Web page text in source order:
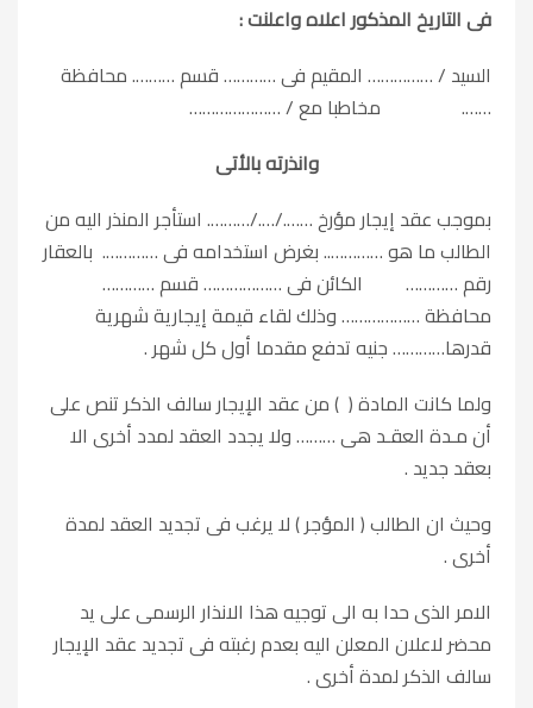
فى التاريخ المذكور اعلاه واعلنت :
السيد / …………… المقيم فى ………… قسم ………. محافظة
……. مخاطبا مع / …………………
وانذرته بالأتى
بموجب عقد إيجار مؤرخ ……./…./………. استأجر المنذر اليه من
الطالب ما هو ………….. بغرض استخدامه فى …………. بالعقار
رقم ………… الكائن فى ……………… قسم …………
محافظة ……………… وذلك لقاء قيمة إيجارية شهرية
قدرها………… جنيه تدفع مقدما أول كل شهر .
ولما كانت المادة ( ) من عقد الإيجار سالف الذكر تنص على
أن مـدة العقـد هى ……… ولا يجدد العقد لمدد أخرى الا
بعقد جديد .
وحيث ان الطالب ( المؤجر ) لا يرغب فى تجديد العقد لمدة
أخرى .
الامر الذى حدا به الى توجيه هذا الانذار الرسمى على يد
محضر لاعلان المعلن اليه بعدم رغبته فى تجديد عقد الإيجار
سالف الذكر لمدة أخرى .